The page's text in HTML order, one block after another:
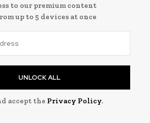
to our premium content
up to 5 devices at once
UNLOCK ALL
accept the Privacy Policy.